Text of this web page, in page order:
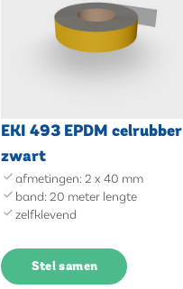
EKI 493 EPDM celrubber
zwart
afmetingen: 2 x 40 mm
band: 20 meter lengte
zelfklevend
Stel samen